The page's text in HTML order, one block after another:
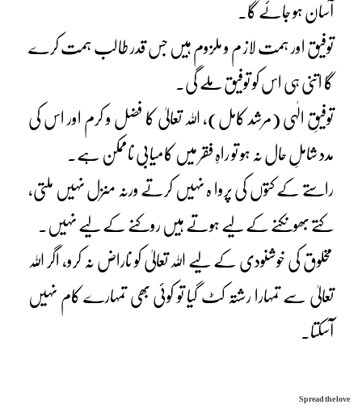
آسان ہو جائے گا۔
توفیق اور ہمت لاز م و ملزوم ہیں جس قدر طالب ہمت کرے
گا اتنی ہی اس کو توفیق ملے گی۔
توفیقِ الٰہی (مرشد کامل)، اللہ تعالیٰ کا فضل و کرم اور اس کی
مدد شاملِ حال نہ ہو تو راہِ فقر میں کامیابی ناممکن ہے۔
راستے کے کتوں کی پروا ہ نہیں کرتے ورنہ منزل نہیں ملتی،
کتے بھونکنے کے لیے ہوتے ہیں روکنے کے لیے نہیں۔
مخلوق کی خوشنودی کے لیے اللہ تعالیٰ کو ناراض نہ کرو، اگر اللہ
تعالیٰ سے تمہارا رشتہ کٹ گیا تو کوئی بھی تمہارے کام نہیں
آسکتا۔
Spread the love